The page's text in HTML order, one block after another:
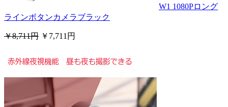
W1 1080Pロング
ラインボタンカメラブラック
￥8,711円 ￥7,711円